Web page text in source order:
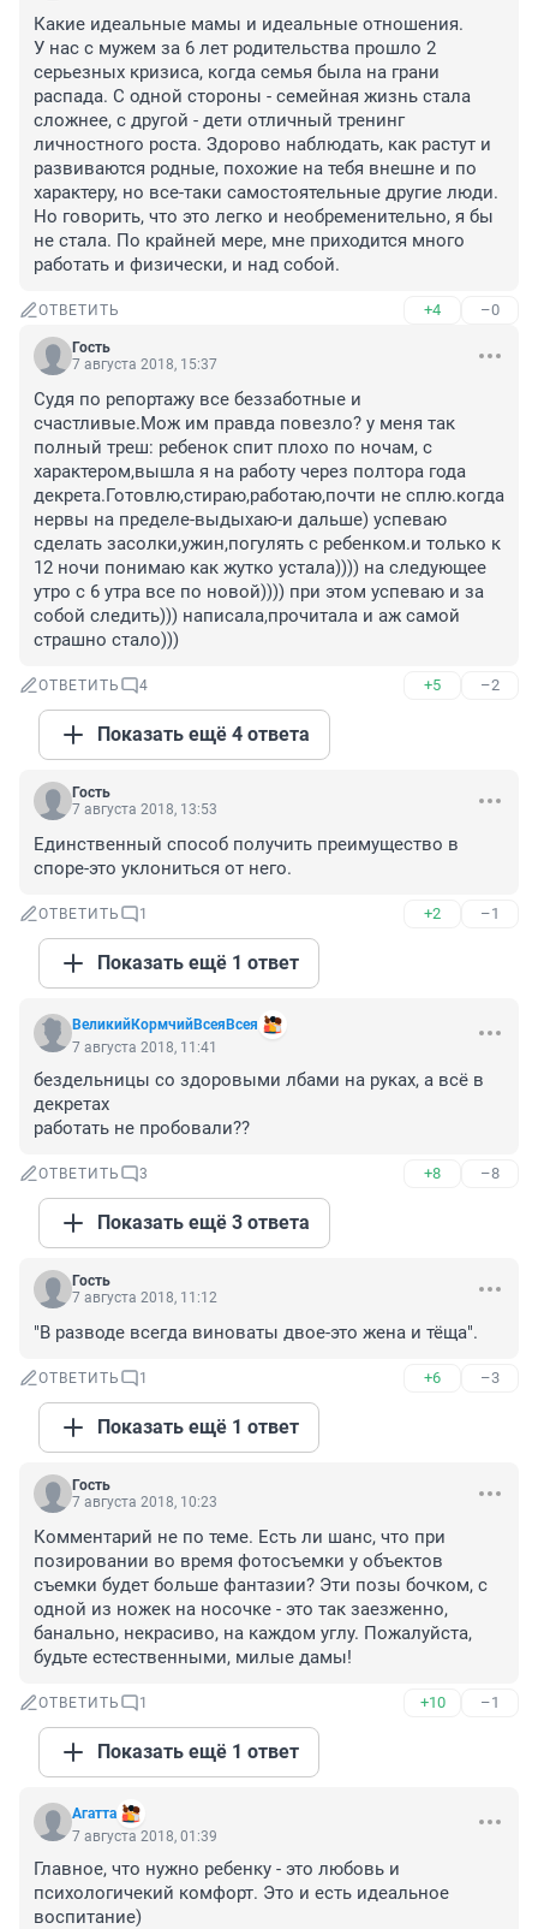
Какие идеальные мамы и идеальные отношения.
У нас с мужем за 6 лет родительства прошло 2
серьезных кризиса, когда семья была на грани
распада. С одной стороны - семейная жизнь стала
сложнее, с другой - дети отличный тренинг
личностного роста. Здорово наблюдать, как растут и
развиваются родные, похожие на тебя внешне и по
характеру, но все-таки самостоятельные другие люди.
Но говорить, что это легко и необременительно, я бы
не стала. По крайней мере, мне приходится много
работать и физически, и над собой.
ОТВЕТИТЬ +4 –0
Гость
7 августа 2018, 15:37
Судя по репортажу все беззаботные и
счастливые.Мож им правда повезло? у меня так
полный треш: ребенок спит плохо по ночам, с
характером,вышла я на работу через полтора года
декрета.Готовлю,стираю,работаю,почти не сплю.когда
нервы на пределе-выдыхаю-и дальше) успеваю
сделать засолки,ужин,погулять с ребенком.и только к
12 ночи понимаю как жутко устала)))) на следующее
утро с 6 утра все по новой)))) при этом успеваю и за
собой следить))) написала,прочитала и аж самой
страшно стало)))
ОТВЕТИТЬ 4 +5 –2
Показать ещё 4 ответа
Гость
7 августа 2018, 13:53
Единственный способ получить преимущество в
споре-это уклониться от него.
ОТВЕТИТЬ 1 +2 –1
Показать ещё 1 ответ
ВеликийКормчийВсеяВсея
7 августа 2018, 11:41
бездельницы со здоровыми лбами на руках, а всё в
декретах
работать не пробовали??
ОТВЕТИТЬ 3 +8 –8
Показать ещё 3 ответа
Гость
7 августа 2018, 11:12
"В разводе всегда виноваты двое-это жена и тёща".
ОТВЕТИТЬ 1 +6 –3
Показать ещё 1 ответ
Гость
7 августа 2018, 10:23
Комментарий не по теме. Есть ли шанс, что при
позировании во время фотосъемки у объектов
съемки будет больше фантазии? Эти позы бочком, с
одной из ножек на носочке - это так заезженно,
банально, некрасиво, на каждом углу. Пожалуйста,
будьте естественными, милые дамы!
ОТВЕТИТЬ 1 +10 –1
Показать ещё 1 ответ
Агатта
7 августа 2018, 01:39
Главное, что нужно ребенку - это любовь и
психологичекий комфорт. Это и есть идеальное
воспитание)